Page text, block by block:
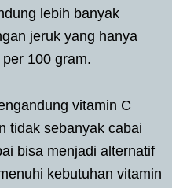
lebih banyak
jeruk yang hanya
100 gram.
vitamin C
tidak sebanyak cabai
bisa menjadi alternatif
kebutuhan vitamin